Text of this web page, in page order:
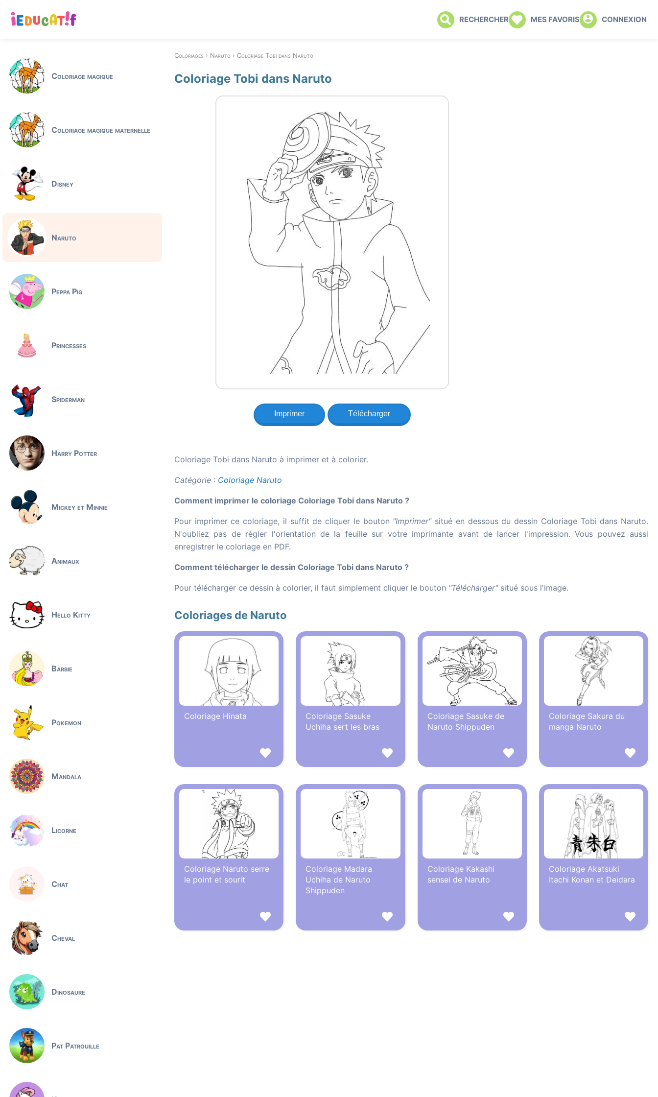
RECHERCHER MES FAVORIS CONNEXION
Coloriage magique
Coloriage magique maternelle
Disney
Naruto
Peppa Pig
Princesses
Spiderman
Harry Potter
Mickey et Minnie
Animaux
Hello Kitty
Barbie
Pokemon
Mandala
Licorne
Chat
Cheval
Dinosaure
Pat Patrouille
Coloriages Naruto Coloriage Tobi dans Naruto
Coloriage Tobi dans Naruto
Imprimer Télécharger
Coloriage Tobi dans Naruto à imprimer et à colorier.
Catégorie : Coloriage Naruto
Comment imprimer le coloriage Coloriage Tobi dans Naruto ?
Pour imprimer ce coloriage, il suffit de cliquer le bouton "Imprimer"situé en dessous du dessin Coloriage Tobi dans Naruto.
N'oubliez pas de régler l'orientation de la feuille sur votre imprimante avant de lancer l'impression. Vous pouvez aussi
enregistrer le coloriage en PDF.
Comment télécharger le dessin Coloriage Tobi dans Naruto ?
Pour télécharger ce dessin à colorier, il faut simplement cliquer le bouton "Télécharger"situé sous l'image.
Coloriages de Naruto
Coloriage Hinata
Coloriage Sasuke
Uchiha sert les bras
Coloriage Sasuke de
Naruto Shippuden
Coloriage Sakura du
manga Naruto
Coloriage Naruto serre
le point et sourit
Coloriage Madara
Uchiha de Naruto
Shippuden
Coloriage Kakashi
sensei de Naruto
Coloriage Akatsuki
Itachi Konan et Deidara